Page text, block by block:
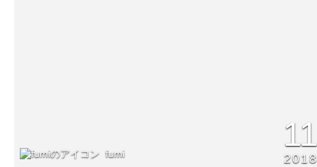
fumi 2018